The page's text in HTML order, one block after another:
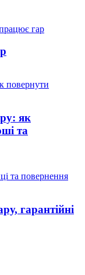
як
та
гарантійні